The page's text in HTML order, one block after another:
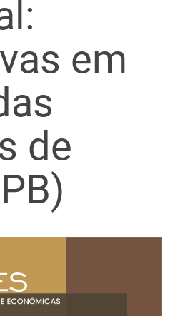
em
de